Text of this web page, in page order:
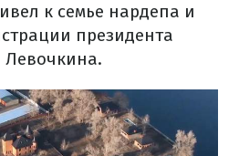
к семье нардепа и
президента
Левочкина.